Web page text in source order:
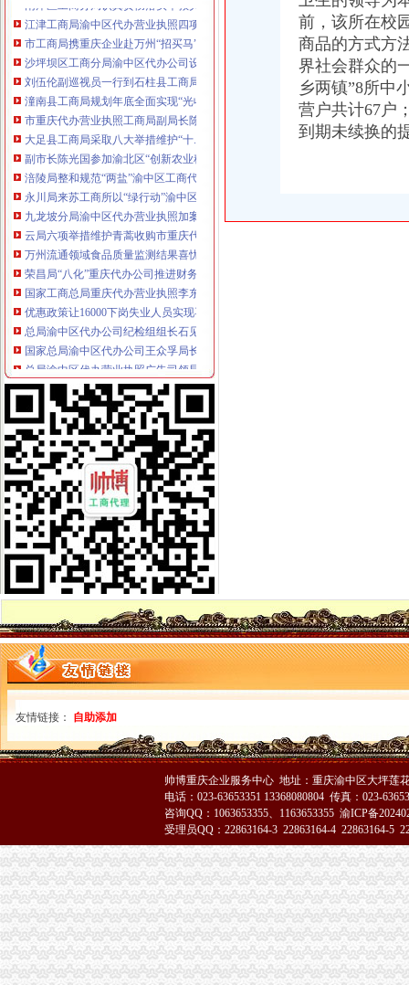
江津工商局渝中区代办营业执照四项举措化安全生产监管
市工商局携重庆企业赴万州“招买马”渝中区代办营业执照
沙坪坝区工商分局渝中区代办公司设立食品安全监测数据直报点
刘伍伦副巡视员一行到石柱县工商局重庆代办营业执照调研工作
潼南县工商局规划年底全面实现“光收费”重庆代办营业执照
市重庆代办营业执照工商局副局长陈文渝到城口调研
大足县工商局采取八大举措维护“十.一”渝中区工商代办金周旅游市场秩序
副市长陈光国参加渝北区“创新农业科技园区”重庆代办公司研讨会
涪陵局整和规范“两盐”渝中区工商代办市场秩序
永川局来苏工商所以“绿行动”渝中区代办营业执照推进红盾护农
九龙坡分局渝中区代办营业执照加案件监督显成效
云局六项举措维护青蒿收购市重庆代办营业执照场秩序
万州流通领域食品质量监测结果喜忧参半
荣昌局“八化”重庆代办公司推进财务工作制度化规范化
国家工商总局重庆代办营业执照李东生副局长一行赴武隆考察
优惠政策让16000下岗失业人员实现再就业
总局渝中区代办公司纪检组组长石见元到九龙坡局视察廉政文化建设
国家总局渝中区代办公司王众孚局长到渝北局检查指导工作
总局渝中区代办营业执照广告司领导检查指导我局广告信息化监管工作
国家工商总局副局长李东升到重庆市渝中区代办营业执照工商局检查指导工作
高新区局重庆代办公司携手企业共同保护商标专用权
中央电视台播出在渝召开的渝中区工商代办全国工商行政管理局长会议新闻()
南岸局采取有力措施贯彻落实市重庆代办营业执照委二届九次全委会精
梁平局重庆代办公司迅速行动开展学习贯彻胡锦涛《讲话》活动
城口局以“三步走”渝中区代办营业执照战略贯彻市委二届九次全委会精
经开园局重庆代办公司以人为本推进企业年检工作
北碚局重庆代办公司抓住三个环节化煤矿企业监管
重庆市渝中区代办营业执照民营企业自主创新座谈会在九龙坡召开
潼南局推出“四走近工程”渝中区工商代办拓宽服务领域
总局渝中区工商代办确定下半年品保健食品广告整重点
南川局认真贯彻落实市重庆代办公司委二届九次全委会精
武隆县工商局渝中区代办营业执照信用信息化应用岗位大练活动纪实
巴南局达贯彻市重庆代办公司委二届九次全委会精
全系统上半年合同监管工作成绩斐然
江北局四项措施认真贯彻落实市渝中区代办营业执照委二届九次全委会精
璧山县工商局“三化”重庆代办公司监管夏季冷饮市场
云局渝中区代办公司四项措施服务新农村建设
市渝中区代办公司场处三项措施全面清查冒伪劣农
全市渝中区代办公司工商系统基层建设工作呈现五大点
长寿局扶持库区移民安置促进经济发展工作得到市重庆代办公司人大好评
万州区工商局认真贯彻市渝中区代办公司委二届九次全委会精
汪洋书记对《市重庆代办公司工商局出台12条政策措施支持库区产业发展和移
市渝中区代办营业执照委组织部充分肯定市局大规模干部教育培训工作
南岸局渝中区代办公司开发商标分类监管平台系统全面提升商标监管水平
农民朋友送锦旗感谢南岸局重庆代办营业执照为其挽回13万元购车损失
潼南局双江所通过市重庆代办营业执照级精文明单位复评
经开园局“守合同重信用”重庆代办公司企业评审工作体现“三个新”
刘伍伦副巡视员到九龙坡基层所调研
市重庆代办营业执照创建国家园林城市工作办公室到我局检查指导工作
北碚局重庆代办营业执照五方面入手圆满完成半年信用信息化建设考核
巫溪局认真学习贯彻市渝中区代办营业执照委二届九次会议精
前，该所在校
商品的方式方
界社会群众的
乡两镇”8所中
营户共计67户
到期未续换的
友情链接： 自助添加
帅博重庆企业服务中心 地址：重庆渝中区大坪莲
电话：023-63653351 13368080804 传真：023-
咨询QQ：1063653355、1163653355 渝ICP备
受理员QQ：22863164-3 22863164-4 22863164-5